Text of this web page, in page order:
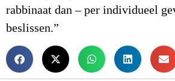
rabbinaat dan – per individueel
beslissen.”